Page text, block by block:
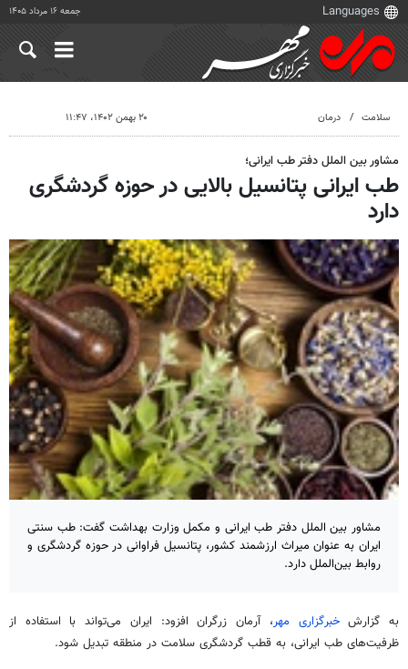
جمعه ۱۶ مرداد ۱۴۰۵
سلامت درمان ۲۰ بهمن ۱۴۰۲، ۱۱:۴۷
مشاور بین الملل دفتر طب ایرانی؛
طب ایرانی پتانسیل بالایی در حوزه گردشگری
دارد
مشاور بین الملل دفتر طب ایرانی و مکمل وزارت بهداشت گفت: طب سنتی
ایران به عنوان میراث ارزشمند کشور، پتانسیل‌ فراوانی در حوزه گردشگری و
روابط بین‌الملل دارد.
به گزارشخبرگزاری مهر، آرمان زرگران افزود: ایران می‌تواند با استفاده از
ظرفیت‌های طب ایرانی، به قطب گردشگری سلامت در منطقه تبدیل شود.